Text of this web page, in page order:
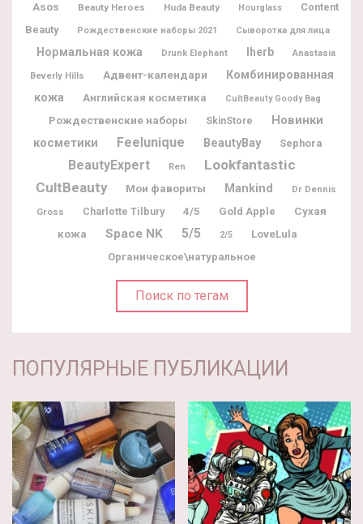
Asos Beauty Heroes Huda Beauty Hourglass
Content
Beauty
Рождественские наборы 2021 Сыворотка для лица
Нормальная кожа Drunk Elephant Iherb Anastasia
Beverly Hills Адвент-календари
Комбинированная
кожа
Английская косметика CultBeauty Goody Bag
Рождественские наборы SkinStore
Новинки
косметики
Feelunique BeautyBay Sephora
BeautyExpert Ren
Lookfantastic
CultBeauty
Мои фавориты Mankind
Dr Dennis
Gross
Charlotte Tilbury 4/5 Gold Apple
Сухая
кожа
Space NK 5/5 2/5
LoveLula
Органическое\натуральное
Поиск по тегам
ПОПУЛЯРНЫЕ ПУБЛИКАЦИИ